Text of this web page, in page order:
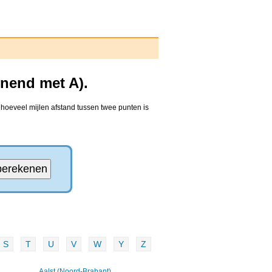
met A).
mijlen afstand tussen twee punten is
S T U V W Y Z